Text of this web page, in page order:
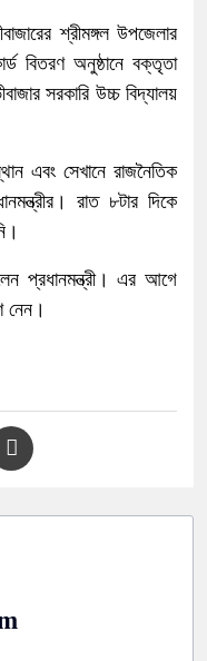
শ্রীমঙ্গল উপজেলার
বিতরণ অনুষ্ঠানে বক্তৃতা
সরকারি উচ্চ বিদ্যালয়
এবং সেখানে রাজনৈতিক
রাত ৮টার দিকে
প্রধানমন্ত্রী। এর আগে
নেন।